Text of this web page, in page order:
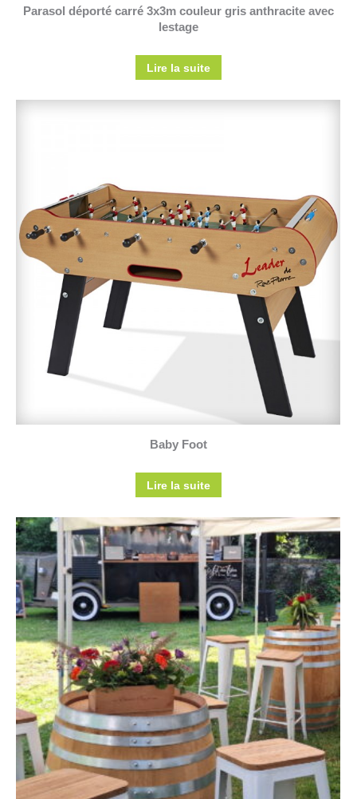
Parasol déporté carré 3x3m couleur gris anthracite avec
lestage
Lire la suite
Baby Foot
Lire la suite